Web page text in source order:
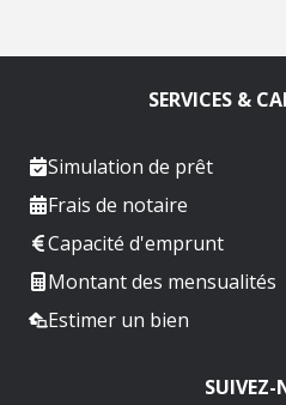
SERVICES &
Simulation de prêt
Frais de notaire
Capacité d'emprunt
Montant des mensualités
Estimer un bien
SUIVEZ-